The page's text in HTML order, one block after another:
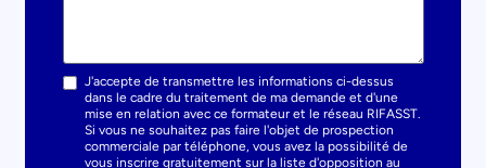
J'accepte de transmettre les informations ci-dessus
dans le cadre du traitement de ma demande et d'une
mise en relation avec ce formateur et le réseau RIFASST.
Si vous ne souhaitez pas faire l'objet de prospection
commerciale par téléphone, vous avez la possibilité de
vous inscrire gratuitement sur la liste d'opposition au